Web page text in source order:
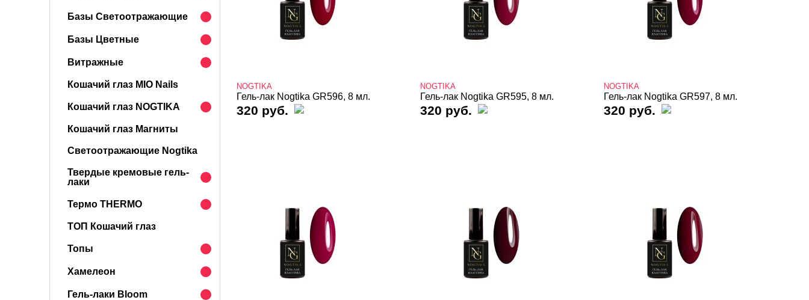
Базы Светоотражающие
Базы Цветные
Витражные
Кошачий глаз MIO Nails
Кошачий глаз NOGTIKA
Кошачий глаз Магниты
Светоотражающие Nogtika
Твердые кремовые гель-
лаки
Термо THERMO
ТОП Кошачий глаз
Топы
Хамелеон
Гель-лаки Bloom
NOGTIKA
Гель-лак Nogtika GR596, 8 мл.
320 руб.
NOGTIKA
Гель-лак Nogtika GR595, 8 мл.
320 руб.
NOGTIKA
Гель-лак Nogtika GR597, 8 мл.
320 руб.